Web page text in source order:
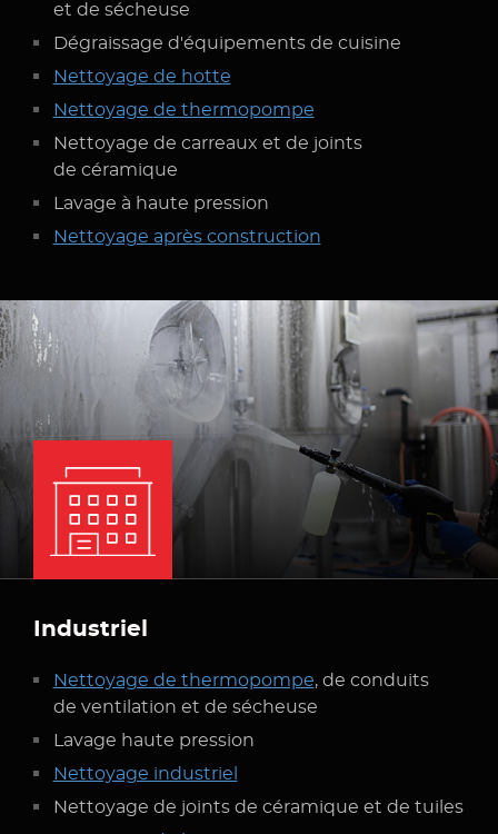
et de sécheuse
Dégraissage d'équipements de cuisine
Nettoyage de hotte
Nettoyage de thermopompe
Nettoyage de carreaux et de joints
de céramique
Lavage à haute pression
Nettoyage après construction
Industriel
Nettoyage de thermopompe, de conduits
de ventilation et de sécheuse
Lavage haute pression
Nettoyage industriel
Nettoyage de joints de céramique et de tuiles